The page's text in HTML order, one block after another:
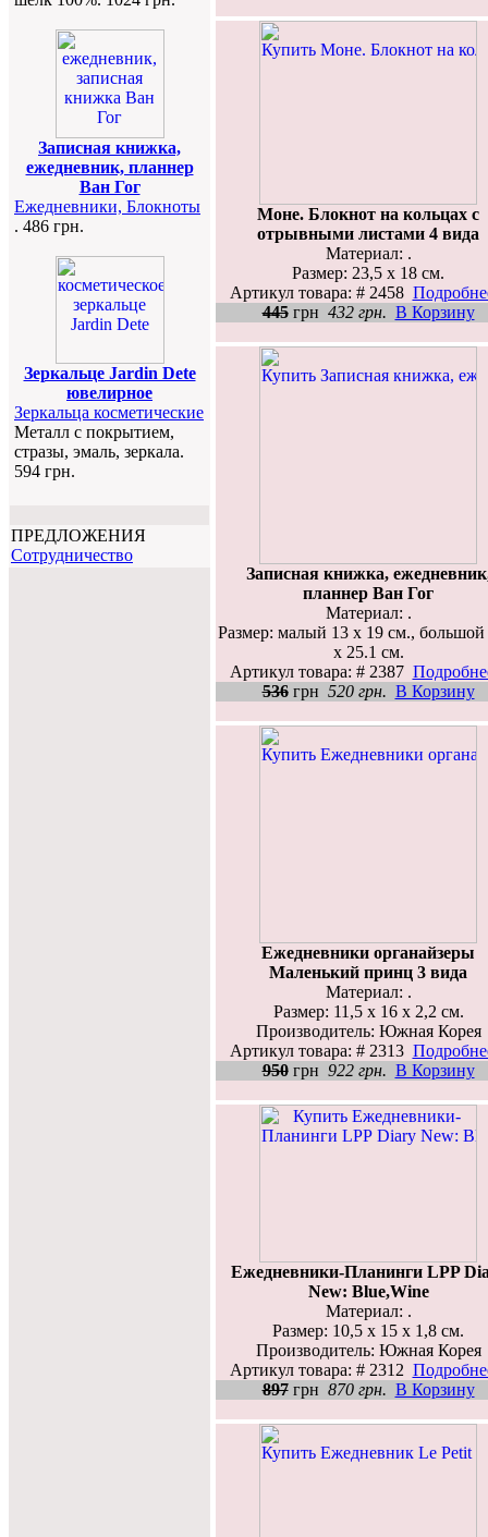
Записная книжка,
ежедневник, планнер
Ван Гог
Ежедневники, Блокноты
. 486 грн.
Зеркальце Jardin Dete
ювелирное
Зеркальца косметические
Металл с покрытием,
стразы, эмаль, зеркала.
594 грн.
ПРЕДЛОЖЕНИЯ
Cотрудничество
Моне. Блокнот на кольцах с
отрывными листами 4 вида
Материал: .
Размер: 23,5 х 18 см.
Артикул товара: # 2458
445грн 432 грн. В Корзину
Записная книжка,
планнер Ван Гог
Материал: .
Размер: малый 13 х 19 см., большой
x 25.1 см.
Артикул товара: # 2387
536грн 520 грн. В Корзину
Ежедневники органайзеры
Маленький принц 3 вида
Материал: .
Размер: 11,5 x 16 x 2,2 см.
Производитель: Южная Корея
Артикул товара: # 2313
950грн 922 грн. В Корзину
Ежедневники-Планинги LPP
New: Blue,Wine
Материал: .
Размер: 10,5 x 15 x 1,8 см.
Производитель: Южная Корея
Артикул товара: # 2312
897грн 870 грн. В Корзину